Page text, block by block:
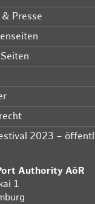
Presse
2023 –
Authority AöR
1